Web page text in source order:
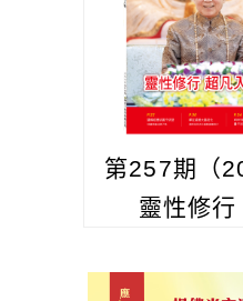
第257期（
靈性修